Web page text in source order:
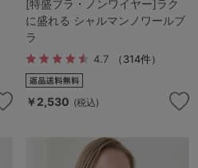
[特盛ブラ・ノンワイヤー]ラク
に盛れる シャルマンノワールブ
ラ
4.7 （314件）
￥2,530 (税込)